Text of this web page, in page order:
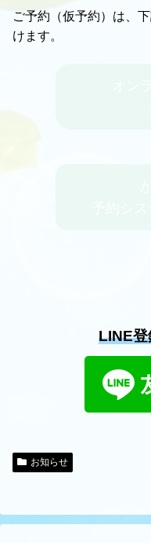
ご予約（仮予約）は、
けます。
LINE登
お知らせ